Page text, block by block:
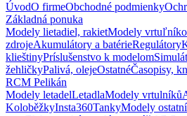
ÚvodO firmeObchodné podmienky
Základná ponuka
Modely lietadiel, rakietModely
zdrojeAkumulátory a batérieRegulátory
klieštinyPríslušenstvo k modelom
žehličkyPalivá, olejeOstatnéČasopisy,
RCM Pelikán
Modely letadelLetadlaModely vrtulníků
KoloběžkyInsta360TankyModely ostatní